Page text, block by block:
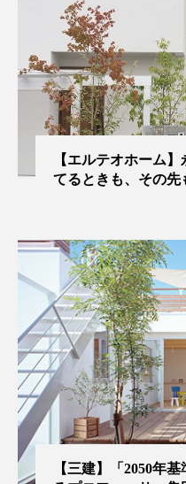
【エルテオホーム
てるときも、その先
【三建】「2050年